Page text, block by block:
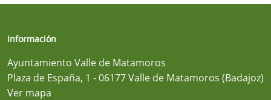
Información
Ayuntamiento Valle de Matamoros
Plaza de España, 1 - 06177 Valle de Matamoros (Badajoz)
Ver mapa